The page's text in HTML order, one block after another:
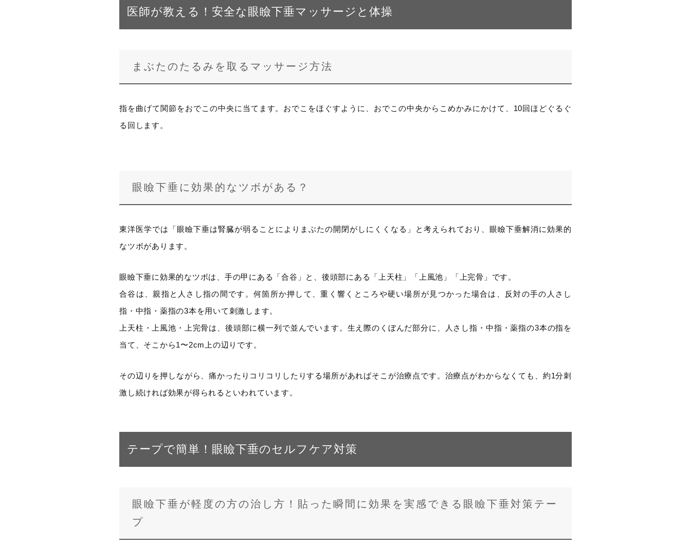
医師が教える！安全な眼瞼下垂マッサージと体操
まぶたのたるみを取るマッサージ方法
指を曲げて関節をおでこの中央に当てます。おでこをほぐすように、おでこの中央からこめかみにかけて、10回ほどぐるぐ
る回します。
眼瞼下垂に効果的なツボがある？
東洋医学では「眼瞼下垂は腎臓が弱ることによりまぶたの開閉がしにくくなる」と考えられており、眼瞼下垂解消に効果的
なツボがあります。
眼瞼下垂に効果的なツボは、手の甲にある「合谷」と、後頭部にある「上天柱」「上風池」「上完骨」です。
合谷は、親指と人さし指の間です。何箇所か押して、重く響くところや硬い場所が見つかった場合は、反対の手の人さし
指・中指・薬指の3本を用いて刺激します。
上天柱・上風池・上完骨は、後頭部に横一列で並んでいます。生え際のくぼんだ部分に、人さし指・中指・薬指の3本の指を
当て、そこから1〜2cm上の辺りです。
その辺りを押しながら、痛かったりコリコリしたりする場所があればそこが治療点です。治療点がわからなくても、約1分刺
激し続ければ効果が得られるといわれています。
テープで簡単！眼瞼下垂のセルフケア対策
眼瞼下垂が軽度の方の治し方！貼った瞬間に効果を実感できる眼瞼下垂対策テー
プ